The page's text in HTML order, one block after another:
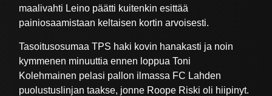
maalivahti Leino päätti kuitenkin esittää
painiosaamistaan keltaisen kortin arvoisesti.
Tasoitusosumaa TPS haki kovin hanakasti ja noin
kymmenen minuuttia ennen loppua Toni
Kolehmainen pelasi pallon ilmassa FC Lahden
puolustuslinjan taakse, jonne Roope Riski oli hiipinyt.